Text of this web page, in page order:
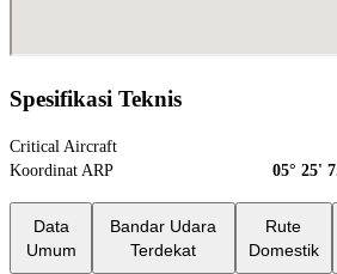
Spesifikasi Teknis
Critical Aircraft
Koordinat ARP
05° 25'
Data
Umum
Bandar Udara
Terdekat
Rute
Domestik